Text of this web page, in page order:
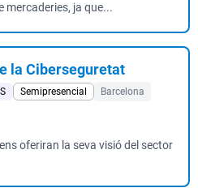
mercaderies, ja que...
la Ciberseguretat
Semipresencial
Barcelona
oferiran la seva visió del sector